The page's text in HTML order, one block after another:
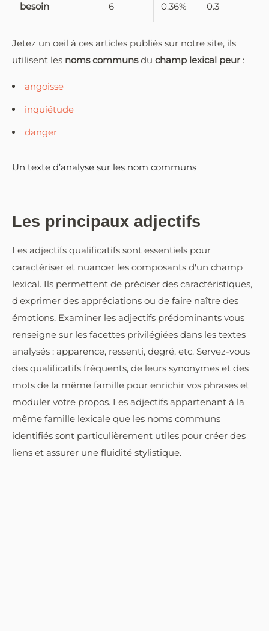
besoin 6 0.36% 0.3
Jetez un oeil à ces articles publiés sur notre site, ils
utilisent les noms communsdu champ lexical peur :
angoisse
inquiétude
danger
Un texte d’analyse sur les nom communs
Les principaux adjectifs
Les adjectifs qualificatifs sont essentiels pour
caractériser et nuancer les composants d'un champ
lexical. Ils permettent de préciser des caractéristiques,
d'exprimer des appréciations ou de faire naître des
émotions. Examiner les adjectifs prédominants vous
renseigne sur les facettes privilégiées dans les textes
analysés : apparence, ressenti, degré, etc. Servez-vous
des qualificatifs fréquents, de leurs synonymes et des
mots de la même famille pour enrichir vos phrases et
moduler votre propos. Les adjectifs appartenant à la
même famille lexicale que les noms communs
identifiés sont particulièrement utiles pour créer des
liens et assurer une fluidité stylistique.